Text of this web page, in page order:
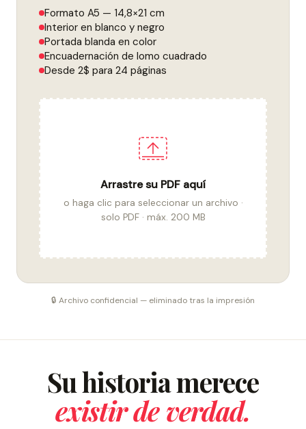
Formato A5 — 14,8×21 cm
Interior en blanco y negro
Portada blanda en color
Encuadernación de lomo cuadrado
Desde 2$ para 24 páginas
Arrastre su PDF aquí
o haga clic para seleccionar un archivo ·
solo PDF · máx. 200 MB
🔒 Archivo confidencial — eliminado tras la impresión
Su historia merece
existir de verdad.